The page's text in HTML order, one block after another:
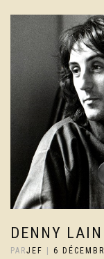
DENNY
PARJEF | 6